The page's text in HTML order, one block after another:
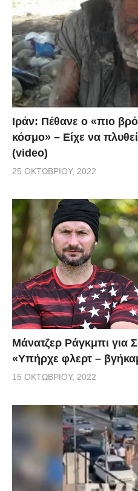
Ιράν: Πέθανε ο «πιο
κόσμο» – Είχε να
(video)
25 ΟΚΤΩΒΡΊΟΥ, 2022
Μάνατζερ Ράγκμπι για
«Υπήρχε φλερτ –
15 ΟΚΤΩΒΡΊΟΥ, 2022